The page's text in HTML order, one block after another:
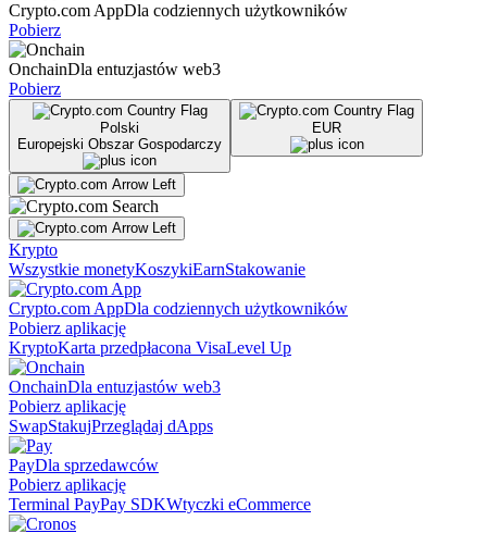
Crypto.com AppDla codziennych użytkowników
Pobierz
OnchainDla entuzjastów web3
Pobierz
Polski
Europejski Obszar Gospodarczy
EUR
Krypto
Wszystkie monetyKoszykiEarnStakowanie
Crypto.com AppDla codziennych użytkowników
Pobierz aplikację
KryptoKarta przedpłacona VisaLevel Up
OnchainDla entuzjastów web3
Pobierz aplikację
SwapStakujPrzeglądaj dApps
PayDla sprzedawców
Pobierz aplikację
Terminal PayPay SDKWtyczki eCommerce